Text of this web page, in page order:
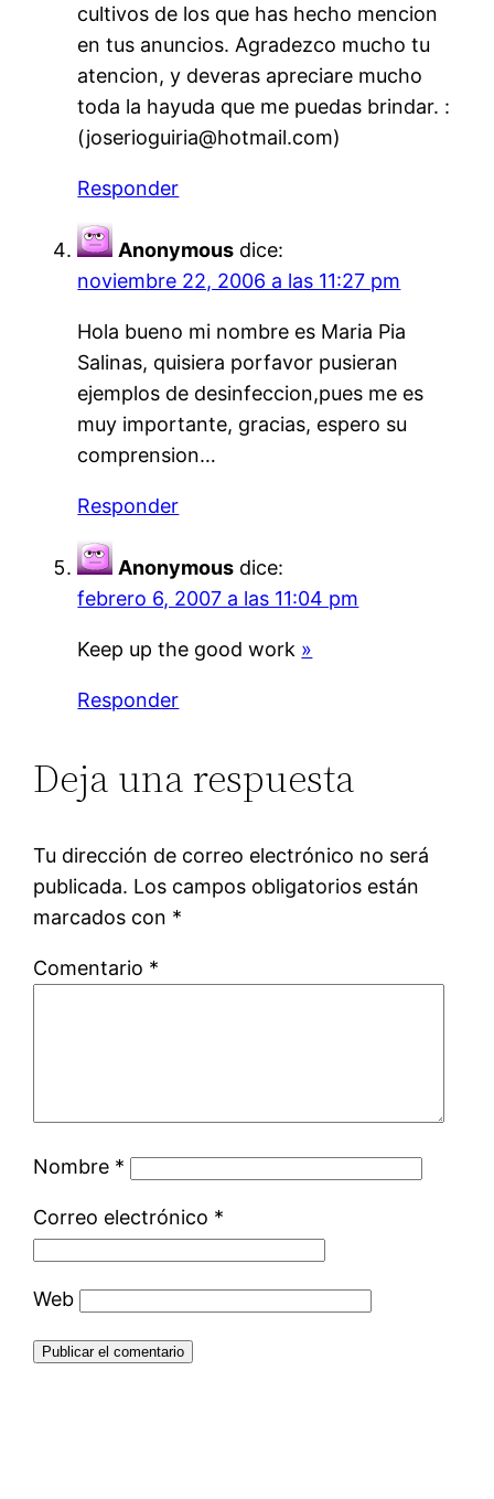
cultivos de los que has hecho mencion
en tus anuncios. Agradezco mucho tu
atencion, y deveras apreciare mucho
toda la hayuda que me puedas brindar. :
(joserioguiria@hotmail.com)
Responder
Anonymous dice:
noviembre 22, 2006 a las 11:27 pm
Hola bueno mi nombre es Maria Pia
Salinas, quisiera porfavor pusieran
ejemplos de desinfeccion,pues me es
muy importante, gracias, espero su
comprension…
Responder
Anonymous dice:
febrero 6, 2007 a las 11:04 pm
Keep up the good work »
Responder
Deja una respuesta
Tu dirección de correo electrónico no será
publicada. Los campos obligatorios están
marcados con *
Comentario *
Nombre *
Correo electrónico *
Web